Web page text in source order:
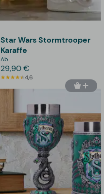
Star Wars Stormtrooper
Karaffe
Ab
29,90 €
4,6